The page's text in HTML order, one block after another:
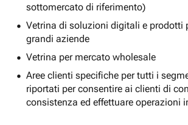
sottomercato di riferimento)
Vetrina di soluzioni digitali e prodotti
grandi aziende
Vetrina per mercato wholesale
Aree clienti specifiche per tutti i
riportati per consentire ai clienti di
consistenza ed effettuare operazioni